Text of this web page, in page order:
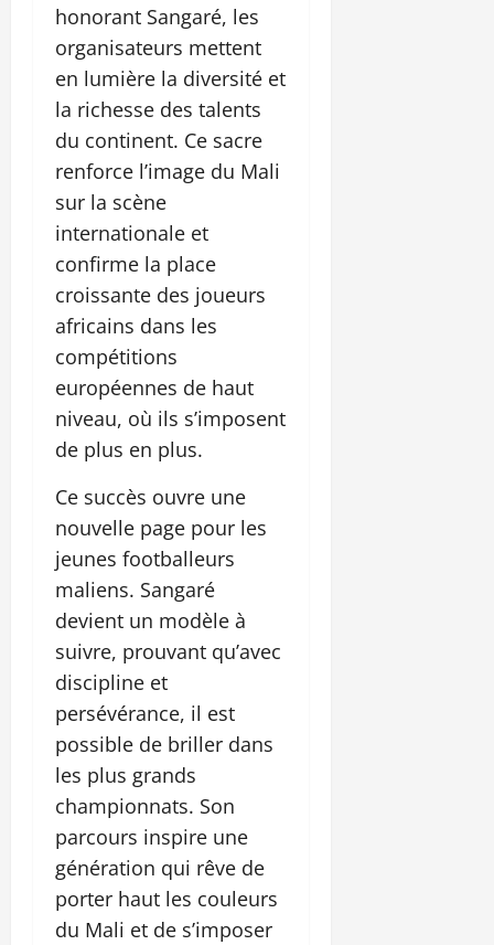
honorant Sangaré, les
organisateurs mettent
en lumière la diversité et
la richesse des talents
du continent. Ce sacre
renforce l’image du Mali
sur la scène
internationale et
confirme la place
croissante des joueurs
africains dans les
compétitions
européennes de haut
niveau, où ils s’imposent
de plus en plus.
Ce succès ouvre une
nouvelle page pour les
jeunes footballeurs
maliens. Sangaré
devient un modèle à
suivre, prouvant qu’avec
discipline et
persévérance, il est
possible de briller dans
les plus grands
championnats. Son
parcours inspire une
génération qui rêve de
porter haut les couleurs
du Mali et de s’imposer